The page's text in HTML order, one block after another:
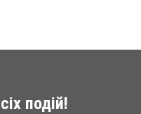
подій!